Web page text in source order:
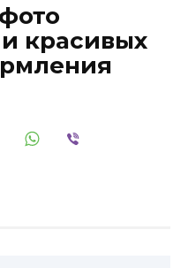
красивых